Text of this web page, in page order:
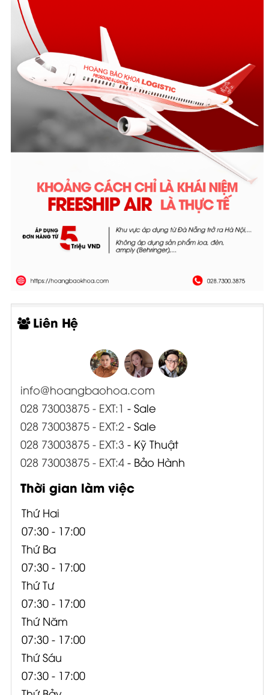
Liên Hệ
info@hoangbaohoa.com
028 73003875 - EXT:1 - Sale
028 73003875 - EXT:2- Sale
028 73003875 - EXT:3 - Kỹ Thuật
028 73003875 - EXT:4- Bảo Hành
Thời gian làm việc
Thứ Hai
07:30 - 17:00
Thứ Ba
07:30 - 17:00
Thứ Tư
07:30 - 17:00
Thứ Năm
07:30 - 17:00
Thứ Sáu
07:30 - 17:00